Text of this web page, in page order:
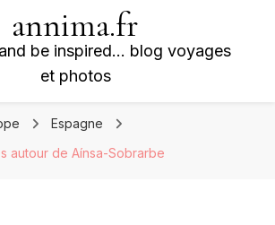
annima.fr
be inspired… blog voyages
et photos
Espagne
autour de Aínsa-Sobrarbe